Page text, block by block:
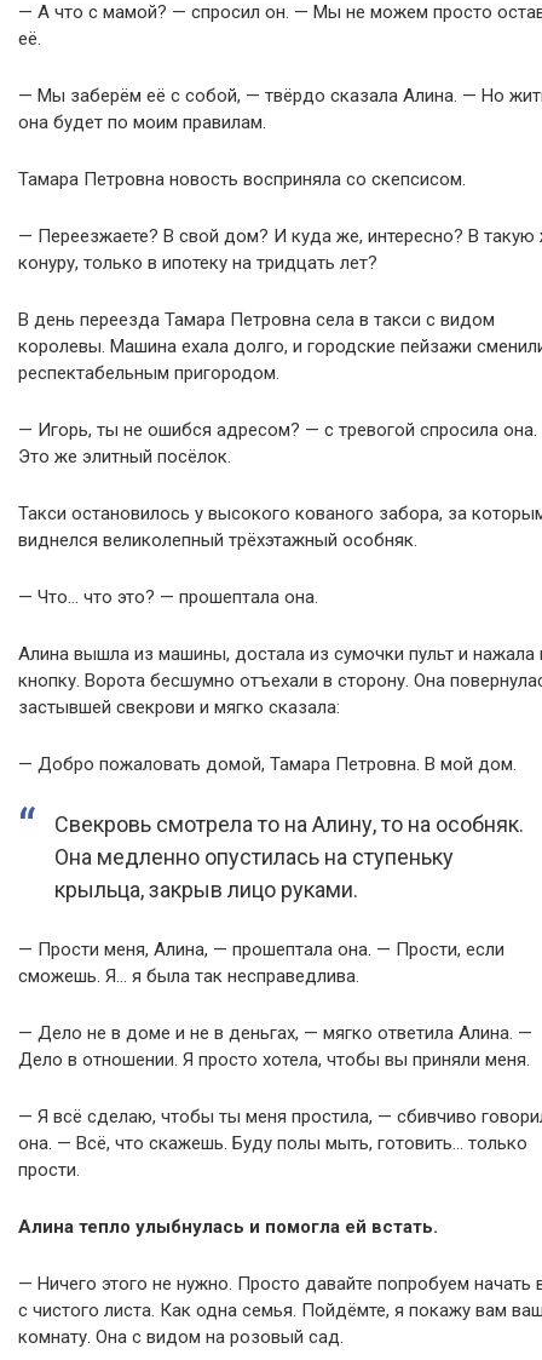
— А что с мамой? — спросил он. — Мы не можем просто
её.
— Мы заберём её с собой, — твёрдо сказала Алина. — Но
она будет по моим правилам.
Тамара Петровна новость восприняла со скепсисом.
— Переезжаете? В свой дом? И куда же, интересно? В такую
конуру, только в ипотеку на тридцать лет?
В день переезда Тамара Петровна села в такси с видом
королевы. Машина ехала долго, и городские пейзажи
респектабельным пригородом.
— Игорь, ты не ошибся адресом? — с тревогой спросила
Это же элитный посёлок.
Такси остановилось у высокого кованого забора, за
виднелся великолепный трёхэтажный особняк.
— Что… что это? — прошептала она.
Алина вышла из машины, достала из сумочки пульт и нажала
кнопку. Ворота бесшумно отъехали в сторону. Она
застывшей свекрови и мягко сказала:
— Добро пожаловать домой, Тамара Петровна. В мой дом.
Свекровь смотрела то на Алину, то на особняк.
Она медленно опустилась на ступеньку
крыльца, закрыв лицо руками.
— Прости меня, Алина, — прошептала она. — Прости, если
сможешь. Я… я была так несправедлива.
— Дело не в доме и не в деньгах, — мягко ответила Алина. —
Дело в отношении. Я просто хотела, чтобы вы приняли меня.
— Я всё сделаю, чтобы ты меня простила, — сбивчиво
она. — Всё, что скажешь. Буду полы мыть, готовить… только
прости.
Алина тепло улыбнулась и помогла ей встать.
— Ничего этого не нужно. Просто давайте попробуем начать
с чистого листа. Как одна семья. Пойдёмте, я покажу вам
комнату. Она с видом на розовый сад.